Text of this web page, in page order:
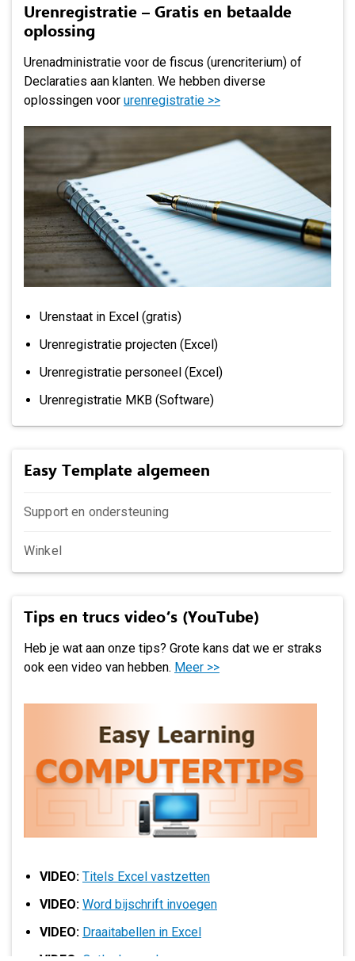
Urenregistratie – Gratis en betaalde
oplossing
Urenadministratie voor de fiscus (urencriterium) of
Declaraties aan klanten. We hebben diverse
oplossingen voor urenregistratie >>
Urenstaat in Excel (gratis)
Urenregistratie projecten (Excel)
Urenregistratie personeel (Excel)
Urenregistratie MKB (Software)
Easy Template algemeen
Support en ondersteuning
Winkel
Tips en trucs video’s (YouTube)
Heb je wat aan onze tips? Grote kans dat we er straks
ook een video van hebben. Meer >>
VIDEO: Titels Excel vastzetten
VIDEO: Word bijschrift invoegen
VIDEO: Draaitabellen in Excel